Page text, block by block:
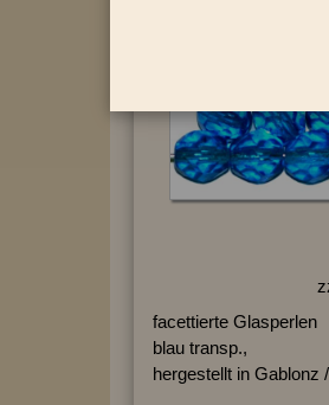
facettierte Glasperlen
blau transp.,
hergestellt in Gablonz